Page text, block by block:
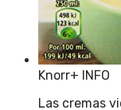
Knorr+ INFO
Las cremas